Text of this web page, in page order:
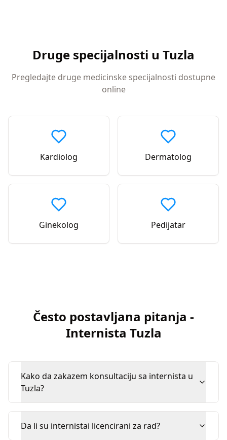
Druge specijalnosti u Tuzla
Pregledajte druge medicinske specijalnosti dostupne
online
Kardiolog Dermatolog
Ginekolog Pedijatar
Često postavljana pitanja -
Internista Tuzla
Kako da zakazem konsultaciju sa internista u
Tuzla?
Da li su internistai licencirani za rad?